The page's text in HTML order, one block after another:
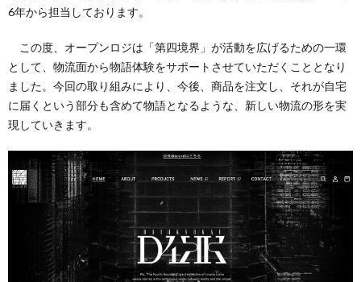
6年から担当しております。
この度、オープンロジは「第四境界」が活動を広げるための一環
として、物流面から物語体験をサポートさせていただくこととなり
ました。今回の取り組みにより、今後、商品を注文し、それが自宅
に届くという部分も含めて物語となるような、新しい物流の形を実
現していきます。